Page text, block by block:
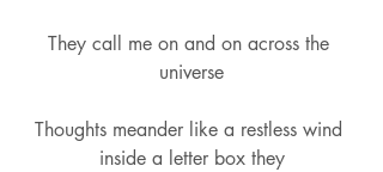
They call me on and on across the
universe
Thoughts meander like a restless wind
inside a letter box they